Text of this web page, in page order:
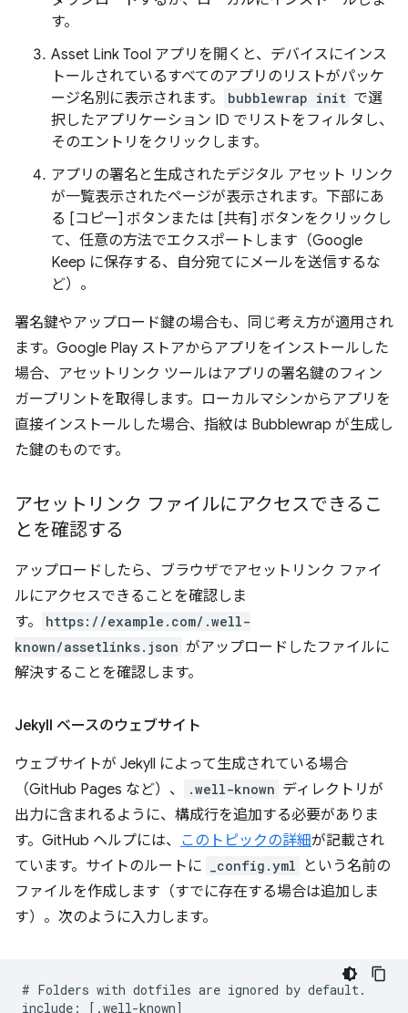
す。
Asset Link Tool アプリを開くと、デバイスにインス
トールされているすべてのアプリのリストがパッケ
ージ名別に表示されます。
bubblewrap init で選
択したアプリケーション ID でリストをフィルタし、
そのエントリをクリックします。
アプリの署名と生成されたデジタル アセット リンク
が一覧表示されたページが表示されます。下部にあ
る [コピー] ボタンまたは [共有] ボタンをクリックし
て、任意の方法でエクスポートします（Google
Keep に保存する、自分宛てにメールを送信するな
ど）。
署名鍵やアップロード鍵の場合も、同じ考え方が適用され
ます。Google Play ストアからアプリをインストールした
場合、アセットリンク ツールはアプリの署名鍵のフィン
ガープリントを取得します。ローカルマシンからアプリを
直接インストールした場合、指紋は Bubblewrap が生成し
た鍵のものです。
アセットリンク ファイルにアクセスできるこ
とを確認する
アップロードしたら、ブラウザでアセットリンク ファイ
ルにアクセスできることを確認しま
す。
https://example.com/.well-
known/assetlinks.json がアップロードしたファイルに
解決することを確認します。
Jekyll ベースのウェブサイト
ウェブサイトが Jekyll によって生成されている場合
（GitHub Pages など）、
.well-known ディレクトリが
出力に含まれるように、構成行を追加する必要がありま
す。GitHub ヘルプには、 このトピックの詳細が記載され
ています。サイトのルートに
_config.yml
という名前の
ファイルを作成します（すでに存在する場合は追加しま
す）。次のように入力します。
# Folders with dotfiles are ignored by default.